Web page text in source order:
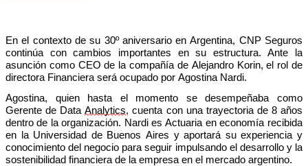
Enel contexto de su 30º aniversario en Argentina, CNP Seguros
continúa con cambios importantes en su estructura. Ante la
asunción como CEO de lacompañía de Alejandro Korin, el rol de
directora Financiera será ocupado por Agostina Nardi.
Agostina, quien
hasta el momento se desempeñaba como
Gerente de DataAnalytics, cuenta con una trayectoriade 8años
dentro de la organización. Nardi esActuaria en economía recibida
en la Universidad de Buenos Aires yaportará su experiencia y
conocimiento del negocio para seguir impulsando el desarrollo y la
sostenibilidad financiera de la empresa en el mercado argentino.